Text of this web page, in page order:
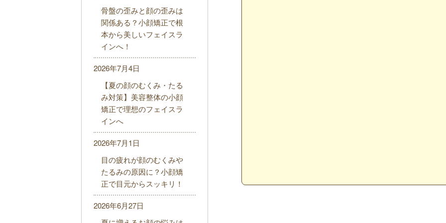
骨盤の歪みと顔の歪みは
関係ある？小顔矯正で根
本から美しいフェイスラ
インへ！
【夏の顔のむくみ・たる
み対策】美容整体の小顔
矯正で理想のフェイスラ
インへ
2026年7月4日
目の疲れが顔のむくみや
たるみの原因に？小顔矯
正で目元からスッキリ！
2026年7月1日
2026年6月27日